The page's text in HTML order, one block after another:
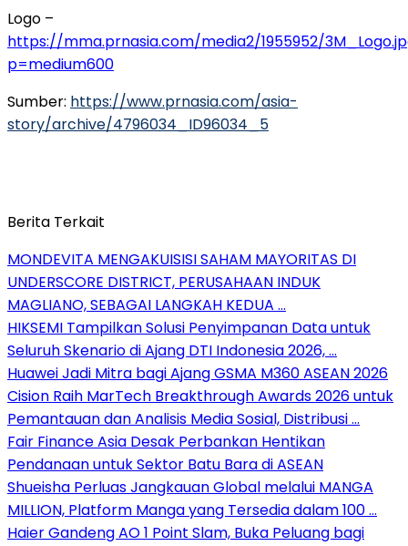
Logo –
https://mma.prnasia.com/media2/1955952/
p=medium600
Sumber: https://www.prnasia.com/asia-
story/archive/4796034_ID96034_5
Berita Terkait
MONDEVITA MENGAKUISISI SAHAM MAYORITAS DI
UNDERSCORE DISTRICT, PERUSAHAAN INDUK
MAGLIANO, SEBAGAI LANGKAH KEDUA …
HIKSEMI Tampilkan Solusi Penyimpanan Data untuk
Seluruh Skenario di Ajang DTI Indonesia 2026, …
Huawei Jadi Mitra bagi Ajang GSMA M360 ASEAN 2026
Cision Raih MarTech Breakthrough Awards 2026 untuk
Pemantauan dan Analisis Media Sosial, Distribusi …
Fair Finance Asia Desak Perbankan Hentikan
Pendanaan untuk Sektor Batu Bara di ASEAN
Shueisha Perluas Jangkauan Global melalui MANGA
MILLION, Platform Manga yang Tersedia dalam 100 …
Haier Gandeng AO 1 Point Slam, Buka Peluang bagi